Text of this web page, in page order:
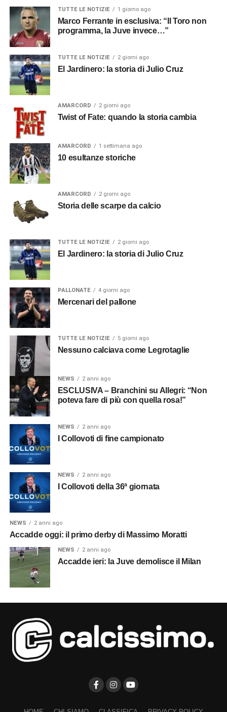
TUTTE LE NOTIZIE 1 giorno ago
Marco Ferrante in esclusiva: “Il Toro non
programma, la Juve invece…”
TUTTE LE NOTIZIE 2 giorni ago
El Jardinero: la storia di Julio Cruz
AMARCORD 2 giorni ago
Twist of Fate: quando la storia cambia
AMARCORD 1 settimana ago
10 esultanze storiche
AMARCORD 2 giorni ago
Storia delle scarpe da calcio
TUTTE LE NOTIZIE 2 giorni ago
El Jardinero: la storia di Julio Cruz
PALLONATE 4 giorni ago
Mercenari del pallone
TUTTE LE NOTIZIE 5 giorni ago
Nessuno calciava come Legrotaglie
NEWS 2 anni ago
ESCLUSIVA – Branchini su Allegri: “Non
poteva fare di più con quella rosa!”
NEWS 2 anni ago
I Collovoti di fine campionato
NEWS 2 anni ago
I Collovoti della 36ª giornata
NEWS 2 anni ago
Accadde oggi: il primo derby di Massimo Moratti
NEWS 2 anni ago
Accadde ieri: la Juve demolisce il Milan